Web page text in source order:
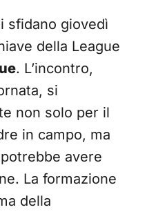
sfidano giovedì
della League
. L’incontro,
si
non solo per il
in campo, ma
avere
La formazione
della